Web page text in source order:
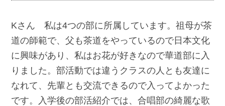
Kさん 私は4つの部に所属しています。祖母が茶
道の師範で、父も茶道をやっているので日本文化
に興味があり、私はお花が好きなので華道部に入
りました。部活動では違うクラスの人とも友達に
なれて、先輩とも交流できるので入ってよかった
です。入学後の部活紹介では、合唱部の綺麗な歌